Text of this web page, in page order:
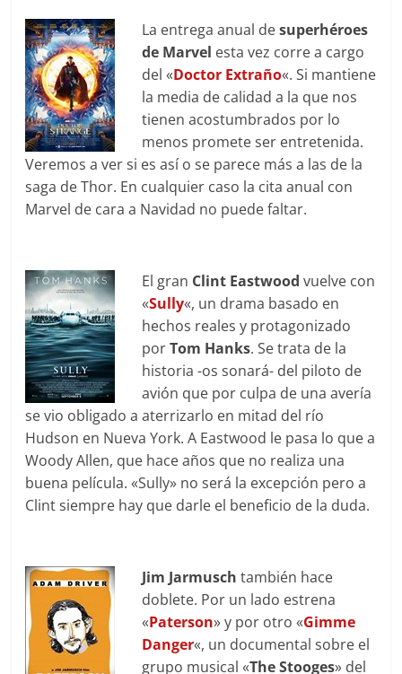
La entrega anual desuperhéroes
de Marvel esta vez corre a cargo
del «Doctor Extraño«. Si mantiene
la media de calidad a la que nos
tienen acostumbrados por lo
menos promete ser entretenida.
Veremos a ver si es así o se parece más a las de la
saga de Thor. En cualquier caso la cita anual con
Marvel de cara a Navidad no puede faltar.
El gran Clint Eastwood vuelve con
«Sully«, un drama basado en
hechos reales y protagonizado
porTom Hanks. Se trata de la
historia -os sonará- del piloto de
avión que por culpa de una avería
se vio obligado a aterrizarlo en mitad del río
Hudson en Nueva York. A Eastwood le pasa lo que a
Woody Allen, que hace años que no realiza una
buena película. «Sully» no será la excepción pero a
Clint siempre hay que darle el beneficio de la duda.
Jim Jarmusch también hace
doblete. Por un lado estrena
«Paterson» y por otro «Gimme
Danger«, un documental sobre el
grupo musical «The Stooges» del